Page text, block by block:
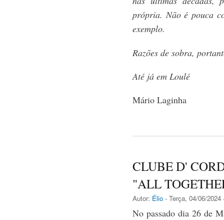
própria. Não é pouca
exemplo.
Razões de sobra,
Até já em Loulé
Mário Laginha
CLUBE D'
"ALL
Autor: Élio - Terça, 04/06/2024
No passado dia 26 de